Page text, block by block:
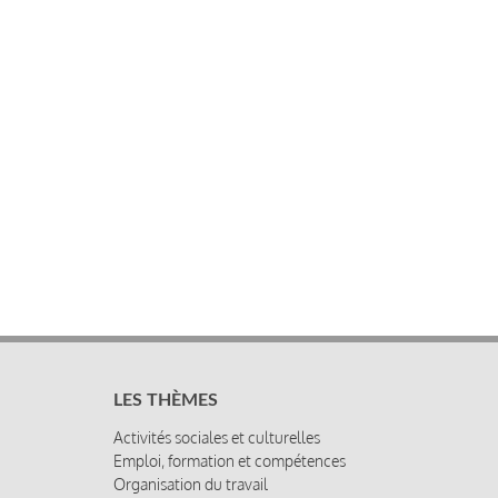
LES THÈMES
Activités sociales et culturelles
Emploi, formation et compétences
Organisation du travail